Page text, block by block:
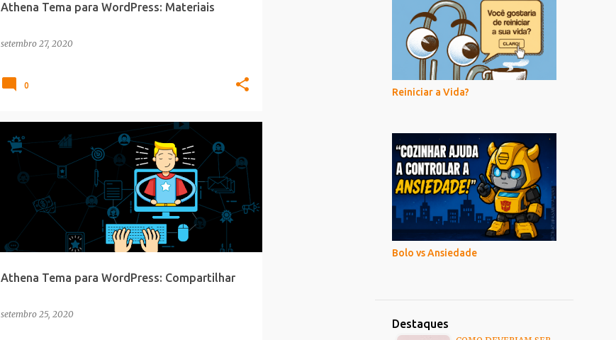
Athena Tema para WordPress: Materiais
setembro 27, 2020
0
Athena Tema para WordPress: Compartilhar
setembro 25, 2020
BLOGGER
Reiniciar a Vida?
Bolo vs Ansiedade
Destaques